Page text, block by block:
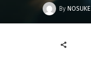
By NOSUKE